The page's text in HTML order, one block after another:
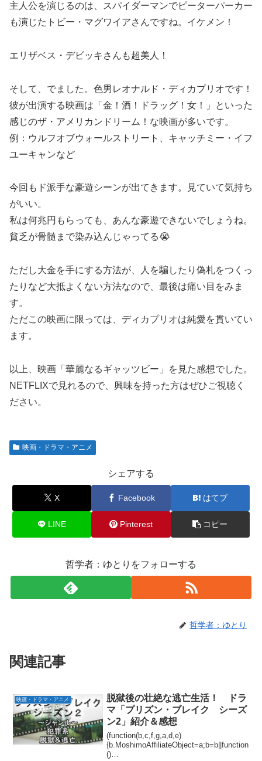
主人公を演じるのは、スパイダーマンでピーターパーカー
も演じたトビー・マグワイアさんですね。イケメン！
エリザベス・デビッキさんも超美人！
そして、でました。色男レオナルド・ディカプリオです！
彼が出演する映画は「金！酒！ドラッグ！女！」といった
感じのザ・アメリカンドリーム！な映画が多いです。
例：ウルフオブウォールストリート、キャッチミー・イフ
ユーキャンなど
今回もド派手な豪遊シーンが出てきます。見ていて気持ち
がいい。
私は何兆円もらっても、あんな豪遊できないでしょうね。
貧乏が骨髄まで染み込んじゃってる😭
ただし大金を手にする方法が、人を騙したり偽札をつくっ
たりなど大抵よくない方法なので、最後は痛い目をみま
す。
ただこの映画に限っては、ディカプリオは純愛を貫いてい
ます。
以上、映画「華麗なるギャッツビー」を見た感想でした。
NETFLIXで見れるので、興味を持った方はぜひご視聴く
ださい。
映画・ドラマ・アニメ
シェアする
X Facebook はてブ
LINE Pinterest コピー
哲学者：ゆとりをフォローする
哲学者：ゆとり
関連記事
映画・ドラマ・アニメ
脱獄後の壮絶な逃亡生活！ ドラ
マ「プリズン・ブレイク シーズ
ン2」紹介＆感想
(function(b,c,f,g,a,d,e)
{b.MoshimoAffiliateObject=a;b=b||function
()